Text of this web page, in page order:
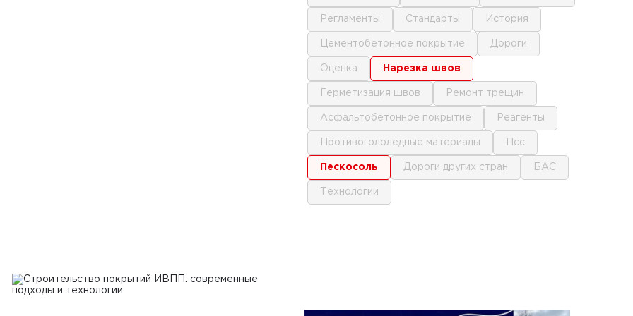
регламенты стандарты история
цементобетонное покрытие дороги
оценка нарезка швов
герметизация швов ремонт трещин
асфальтобетонное покрытие реагенты
противогололедные материалы псс
пескосоль дороги других стран БАС
технологии